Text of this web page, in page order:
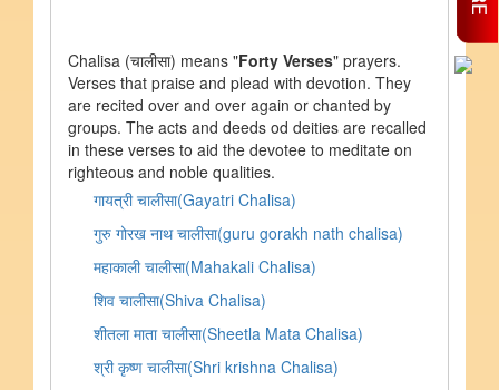
Chalisa (चालीसा) means "Forty Verses" prayers.
Verses that praise and plead with devotion. They
are recited over and over again or chanted by
groups. The acts and deeds od deities are recalled
in these verses to aid the devotee to meditate on
righteous and noble qualities.
गायत्री चालीसा(Gayatri Chalisa)
गुरु गोरख नाथ चालीसा(guru gorakh nath chalisa)
महाकाली चालीसा(Mahakali Chalisa)
शिव चालीसा(Shiva Chalisa)
शीतला माता चालीसा(Sheetla Mata Chalisa)
श्री कृष्ण चालीसा(Shri krishna Chalisa)